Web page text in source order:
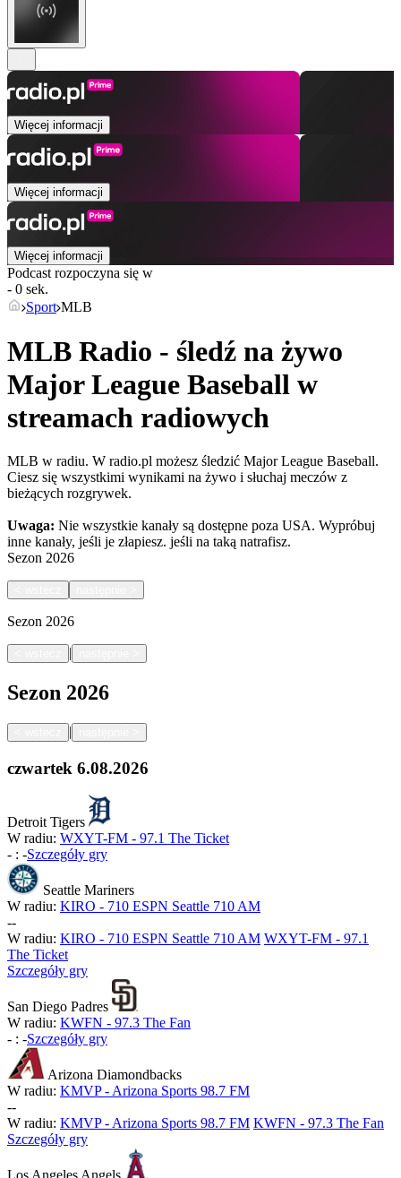
Więcej informacji
Więcej informacji
Więcej informacji
Podcast rozpoczyna się w
- 0 sek.
Sport MLB
MLB Radio - śledź na żywo
Major League Baseball w
streamach radiowych
MLB w radiu. W radio.pl możesz śledzić Major League Baseball.
Ciesz się wszystkimi wynikami na żywo i słuchaj meczów z
bieżących rozgrywek.
Uwaga: Nie wszystkie kanały są dostępne poza USA. Wypróbuj
inne kanały, jeśli je złapiesz. jeśli na taką natrafisz.
Sezon 2026
Sezon 2026
|
Sezon 2026
|
czwartek 6.08.2026
Detroit Tigers
W radiu: WXYT-FM - 97.1 The Ticket
- : -Szczegóły gry
Seattle Mariners
W radiu: KIRO - 710 ESPN Seattle 710 AM
--
W radiu: KIRO - 710 ESPN Seattle 710 AM WXYT-FM - 97.1
The Ticket
Szczegóły gry
San Diego Padres
W radiu: KWFN - 97.3 The Fan
- : -Szczegóły gry
Arizona Diamondbacks
W radiu: KMVP - Arizona Sports 98.7 FM
--
W radiu: KMVP - Arizona Sports 98.7 FM KWFN - 97.3 The Fan
Szczegóły gry